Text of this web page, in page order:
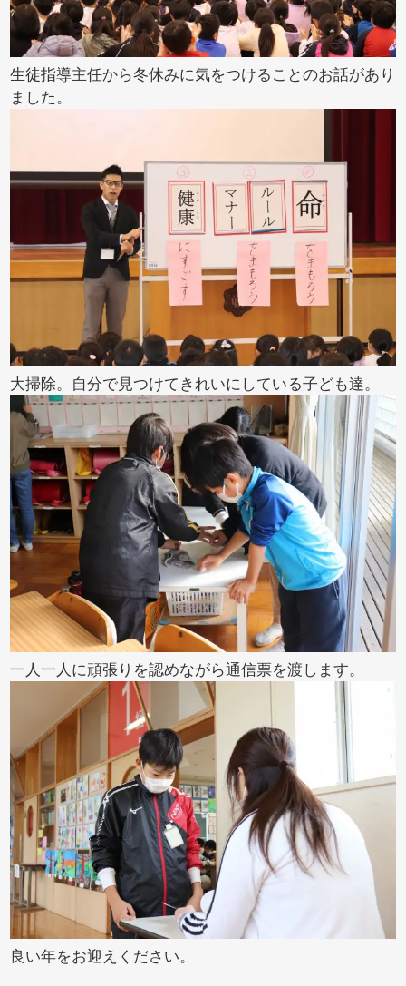
生徒指導主任から冬休みに気をつけることのお話があり
ました。
大掃除。自分で見つけてきれいにしている子ども達。
一人一人に頑張りを認めながら通信票を渡します。
良い年をお迎えください。